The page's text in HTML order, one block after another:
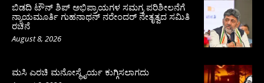
ಬಿಡದಿ ಟೌನ್ ಶಿಪ್ ಅಭಿಪ್ರಾಯಗಳ ಸಮಗ್ರ ಪರಿಶೀಲನೆಗೆ
ನ್ಯಾಯಮೂರ್ತಿ ಗುಹನಾಥನ್ ನರೇಂದರ್ ನೇತೃತ್ವದ ಸಮಿತಿ
ರಚನೆ
August 8, 2026
ಮಸಿ ಎರಚಿ ಮನೋಸ್ಥೈರ್ಯ ಕುಗ್ಗಿಸಲಾಗದು